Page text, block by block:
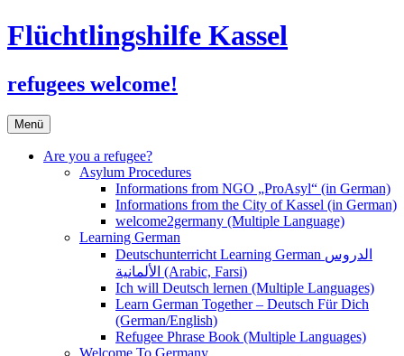
Flüchtlingshilfe Kassel
refugees welcome!
Menü Zum
Inhalt
springen
Are you a refugee?
Asylum Procedures
Informations from NGO „ProAsyl“ (in German)
Informations from the City of Kassel (in German)
welcome2germany (Multiple Language)
Learning German
Deutschunterricht Learning German الدروس
الألمانية (Arabic, Farsi)
Ich will Deutsch lernen (Multiple Languages)
Learn German Together – Deutsch Für Dich
(German/English)
Refugee Phrase Book (Multiple Languages)
Welcome To Germany